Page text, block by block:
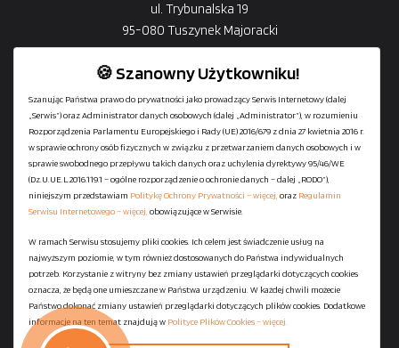
ul. Trybunalska 19
95-080 Tuszynek Majoracki
+48729-133-333
biuro@601144444.pl
Kontakt
Regulamin serwisu
Polityka Ochrony Prywatności
Polityka Plików Cookies
🍪 Szanowny Użytkowniku!
Szanując Państwa prawo do prywatności jako prowadzący Serwis Internetowy (dalej
„Serwis”) oraz Administrator danych osobowych (dalej „Administrator”), w rozumieniu
Rozporządzenia Parlamentu Europejskiego i Rady (UE) 2016/679 z dnia 27 kwietnia 2016 r.
w sprawie ochrony osób fizycznych w związku z przetwarzaniem danych osobowych i w
sprawie swobodnego przepływu takich danych oraz uchylenia dyrektywy 95/46/WE
(Dz.U.UE.L.2016.119.1 – ogólne rozporządzenie o ochronie danych – dalej „RODO”),
niniejszym przedstawiam Politykę Ochrony Prywatności – więcej, oraz Regulamin
Serwisu Internetowego – więcej, obowiązujące w Serwisie.
W ramach Serwisu stosujemy pliki cookies. Ich celem jest świadczenie usług na
najwyższym poziomie, w tym również dostosowanych do Państwa indywidualnych
potrzeb. Korzystanie z witryny bez zmiany ustawień przeglądarki dotyczących cookies
oznacza, że będą one umieszczane w Państwa urządzeniu. W każdej chwili możecie
Państwo dokonać zmiany ustawień przeglądarki dotyczących plików cookies. Dodatkowe
informacje na ten temat znajdują w Polityce Plików Cookies – więcej.